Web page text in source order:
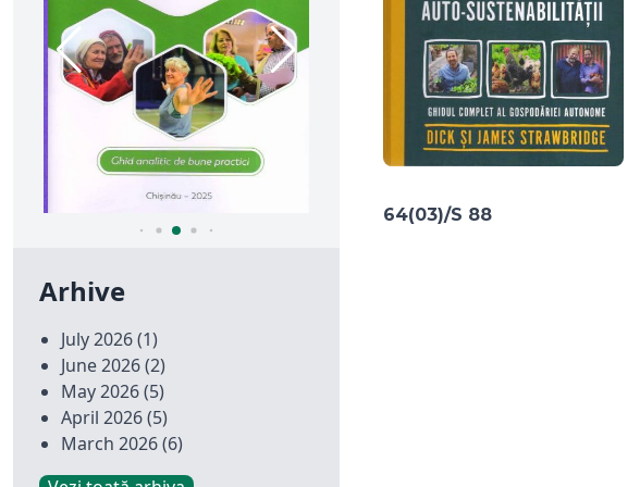
Arhive
July 2026(1)
June 2026(2)
May 2026(5)
April 2026(5)
March 2026(6)
64(03)/S 88